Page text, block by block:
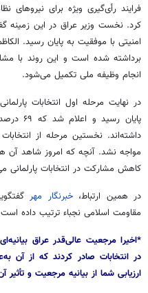
فرایند رأی‌گیری ویژه برای نیروهای
کرد. نخست وزیر عراق در این زمینه
امنیتی با موفقیت به پایان رسید.
برداشته شده است و این روند با
انجام وظیفه ملی تکمیل می‌شود.
در نهایت مرحله اول انتخابات
پایان
داشته‌اند. نخستین مرحله از
مواجه نشد. آنچه که امروز شاهد آن
کاهش مشارکت در انتخابات پارلمانی
در همین ارتباط، خبرنگار مهر
مقاومت اسلامی نجباء ترتیب داده
*اخیرا مرجعیت عالی‌قدر عراق
در انتخابات صادر کردند که از آن
ارزیابی شما از بیانیه مرجعیت و